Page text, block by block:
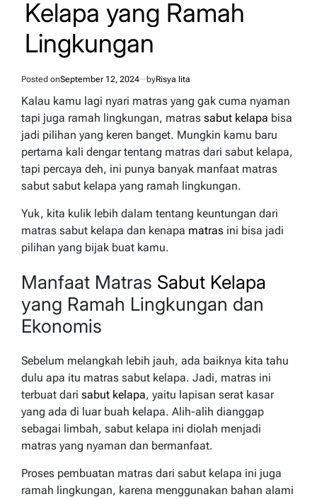
Kelapa yang Ramah
Lingkungan
Posted onSeptember 12, 2024 byRisya lita
Kalau kamu lagi nyari matras yang gak cuma nyaman
tapi juga ramah lingkungan, matras sabut kelapa bisa
jadi pilihan yang keren banget. Mungkin kamu baru
pertama kali dengar tentang matras dari sabut kelapa,
tapi percaya deh, ini punya banyak manfaat matras
sabut sabut kelapa yang ramah lingkungan.
Yuk, kita kulik lebih dalam tentang keuntungan dari
matras sabut kelapa dan kenapa matras ini bisa jadi
pilihan yang bijak buat kamu.
Manfaat Matras Sabut Kelapa
yang Ramah Lingkungan dan
Ekonomis
Sebelum melangkah lebih jauh, ada baiknya kita tahu
dulu apa itu matras sabut kelapa. Jadi, matras ini
terbuat dari sabut kelapa, yaitu lapisan serat kasar
yang ada di luar buah kelapa. Alih-alih dianggap
sebagai limbah, sabut kelapa ini diolah menjadi
matras yang nyaman dan bermanfaat.
Proses pembuatan matras dari sabut kelapa ini juga
ramah lingkungan, karena menggunakan bahan alami